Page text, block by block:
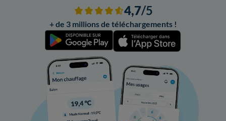
4,7/5
+ de 3 millions de téléchargements !